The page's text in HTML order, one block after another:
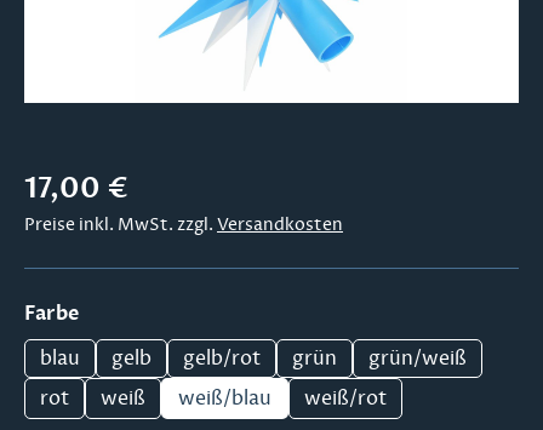
Regulärer Preis:
17,00 €
Preise inkl. MwSt. zzgl. Versandkosten
Farbeauswählen
blau
gelb gelb/rot grün
grün/weiß
rot
weiß weiß/blau weiß/rot